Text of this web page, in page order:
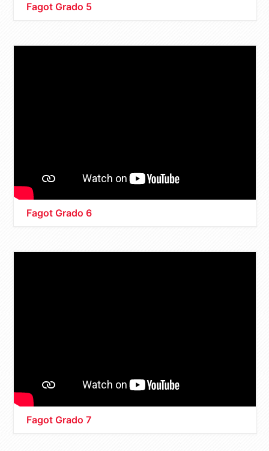
Fagot Grado 5
Fagot Grado 6
Fagot Grado 7